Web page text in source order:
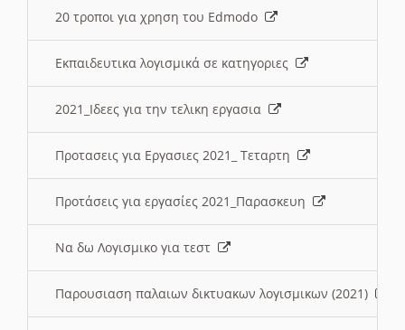
20 τροποι για χρηση του Edmodo
Εκπαιδευτικα λογισμικά σε κατηγοριες
2021_Ιδεες για την τελικη εργασια
Προτασεις για Εργασιες 2021_ Τεταρτη
Προτάσεις για εργασίες 2021_Παρασκευη
Να δω Λογισμικο για τεστ
Παρουσιαση παλαιων δικτυακων λογισμικων (2021)